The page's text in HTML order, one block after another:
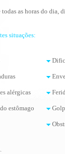
as horas do dia,
situações:
alérgicas
estômago